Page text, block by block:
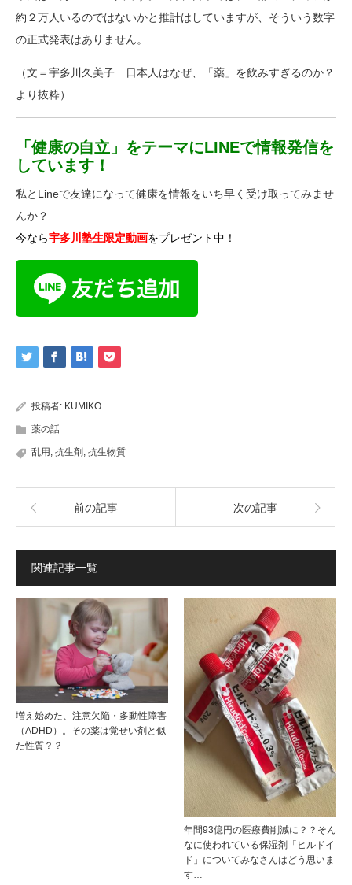
約２万人いるのではないかと推計はしていますが、そういう数字
の正式発表はありません。
（文＝宇多川久美子 日本人はなぜ、「薬」を飲みすぎるのか？
より抜粋）
「健康の自立」をテーマにLINEで情報発信を
しています！
私とLineで友達になって健康を情報をいち早く受け取ってみませ
んか？
今なら宇多川塾生限定動画をプレゼント中！
投稿者: KUMIKO
薬の話
乱用 抗生剤 抗生物質
前の記事 次の記事
関連記事一覧
増え始めた、注意欠陥・多動性障害
（ADHD）。その薬は覚せい剤と似
た性質？？
年間93億円の医療費削減に？？そん
なに使われている保湿剤「ヒルドイ
ド」についてみなさんはどう思いま
す…